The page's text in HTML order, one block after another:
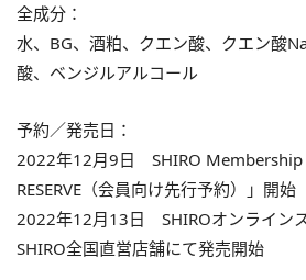
全成分：
水、BG、酒粕、クエン酸、クエン酸
酸、ベンジルアルコール
予約／発売日：
2022年12月9日 SHIRO Membership
RESERVE（会員向け先行予約）」開始
2022年12月13日 SHIROオンライン
SHIRO全国直営店舗にて発売開始